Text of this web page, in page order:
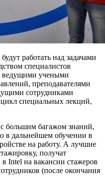
работать над задачами
специалистов
ведущими учеными
преподавателями
сотрудниками
специальных лекций,
большим багажом знаний,
в дальнейшем обучении в
на работу. А лучшие
получат
Intel на вакансии стажеров
(после окончания